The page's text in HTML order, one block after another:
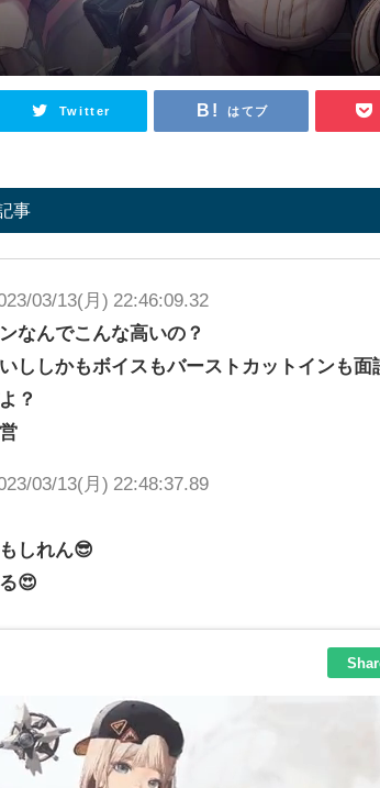
Twitter はてブ
事
03/13(月) 22:46:09.32
なんでこんな高いの？
ししかもボイスもバーストカットインも
？
03/13(月) 22:48:37.89
しれん😎
😍